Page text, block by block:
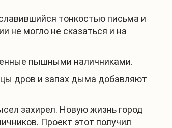
тонкостью письма и
не могло не сказаться и на
пышными наличниками.
дров и запах дыма добавляют
захирел. Новую жизнь город
Проект этот получил